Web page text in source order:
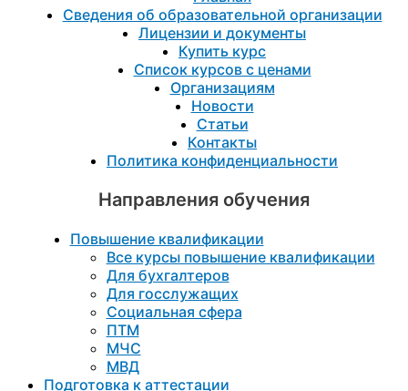
Сведения об образовательной организации
Лицензии и документы
Купить курс
Список курсов с ценами
Организациям
Новости
Статьи
Контакты
Политика конфиденциальности
Направления обучения
Повышение квалификации
Все курсы повышение квалификации
Для бухгалтеров
Для госслужащих
Социальная сфера
ПТМ
МЧС
МВД
Подготовка к aттестации